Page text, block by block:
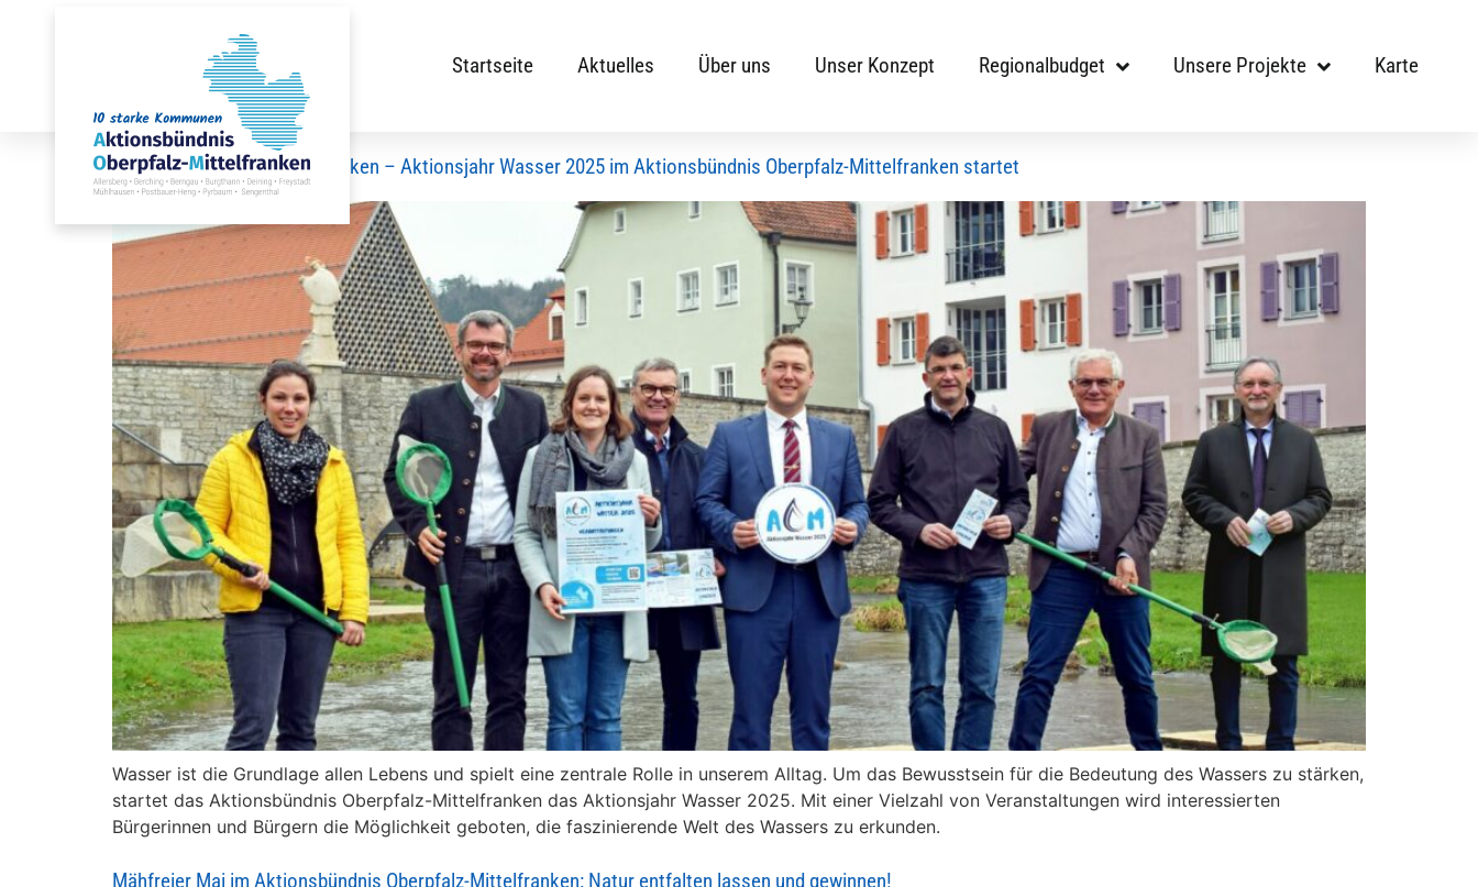
Startseite Aktuelles Über uns Unser Konzept Regionalbudget Unsere Projekte Karte
Die Welt des Wassers entdecken – Aktionsjahr Wasser 2025 im Aktionsbündnis Oberpfalz-Mittelfranken startet
Wasser ist die Grundlage allen Lebens und spielt eine zentrale Rolle in unserem Alltag. Um das Bewusstsein für die Bedeutung des Wassers zu stärken,
startet das Aktionsbündnis Oberpfalz-Mittelfranken das Aktionsjahr Wasser 2025. Mit einer Vielzahl von Veranstaltungen wird interessierten
Bürgerinnen und Bürgern die Möglichkeit geboten, die faszinierende Welt des Wassers zu erkunden.
Mähfreier Mai im Aktionsbündnis Oberpfalz-Mittelfranken: Natur entfalten lassen und gewinnen!